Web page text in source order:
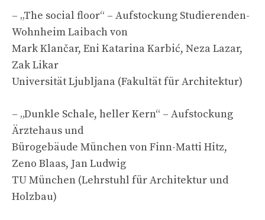
– „The social floor“ – Aufstockung Studierenden-
Wohnheim Laibach von
Mark Klančar, Eni Katarina Karbić, Neza Lazar,
Zak Likar
Universität Ljubljana (Fakultät für Architektur)
– „Dunkle Schale, heller Kern“ – Aufstockung
Ärztehaus und
Bürogebäude München von Finn-Matti Hitz,
Zeno Blaas, Jan Ludwig
TU München (Lehrstuhl für Architektur und
Holzbau)